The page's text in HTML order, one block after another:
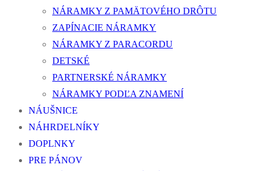
NÁRAMKY Z PAMÄTOVÉHO DRÔTU
ZAPÍNACIE NÁRAMKY
NÁRAMKY Z PARACORDU
DETSKÉ
PARTNERSKÉ NÁRAMKY
NÁRAMKY PODĽA ZNAMENÍ
NÁUŠNICE
NÁHRDELNÍKY
DOPLNKY
PRE PÁNOV